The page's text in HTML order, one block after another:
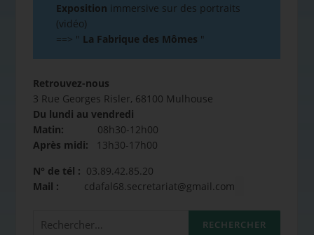
Exposition immersive sur des portraits
(vidéo)
==> " La Fabrique des Mômes "
Retrouvez-nous
3 Rue Georges Risler, 68100 Mulhouse
Du lundi au vendredi
Matin: 08h30-12h00
Après midi: 13h30-17h00
N° de tél : 03.89.42.85.20
Mail : cdafal68.secretariat@gmail.com